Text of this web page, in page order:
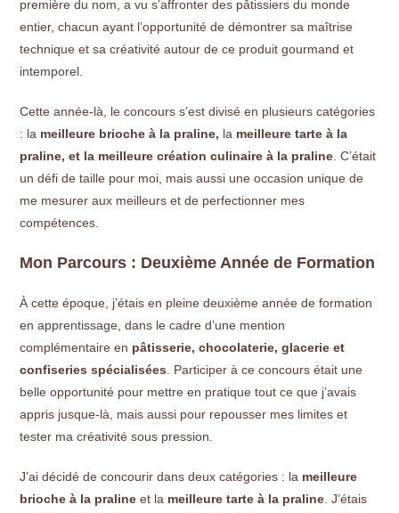
première du nom, a vu s’affronter des pâtissiers du monde
entier, chacun ayant l’opportunité de démontrer sa maîtrise
technique et sa créativité autour de ce produit gourmand et
intemporel.
Cette année-là, le concours s’est divisé en plusieurs catégories
: la meilleure brioche à la praline, la meilleure tarte à la
praline, et la meilleure création culinaire à la praline . C’était
un défi de taille pour moi, mais aussi une occasion unique de
me mesurer aux meilleurs et de perfectionner mes
compétences.
Mon Parcours : Deuxième Année de Formation
À cette époque, j’étais en pleine deuxième année de formation
en apprentissage, dans le cadre d’une mention
complémentaire en pâtisserie, chocolaterie, glacerie et
confiseries spécialisées . Participer à ce concours était une
belle opportunité pour mettre en pratique tout ce que j’avais
appris jusque-là, mais aussi pour repousser mes limites et
tester ma créativité sous pression.
J’ai décidé de concourir dans deux catégories : la meilleure
brioche à la praline et la meilleure tarte à la praline . J’étais